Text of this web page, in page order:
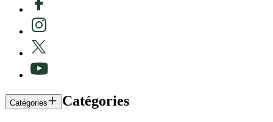
Catégories Catégories